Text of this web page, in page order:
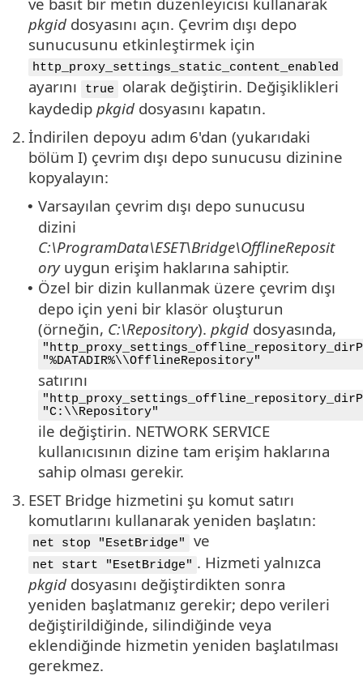
pkgid dosyasını açın. Çevrim dışı depo
sunucusunu etkinleştirmek için
http_proxy_settings_static_content_enabled
ayarını true
olarak değiştirin. Değişiklikleri
kaydedip pkgid dosyasını kapatın.
2. İndirilen depoyu adım 6'dan (yukarıdaki
bölüm I) çevrim dışı depo sunucusu dizinine
kopyalayın:
• Varsayılan çevrim dışı depo sunucusu
dizini
C:\ProgramData\ESET\Bridge\OfflineReposit
oryuygun erişim haklarına sahiptir.
• Özel bir dizin kullanmak üzere çevrim dışı
depo için yeni bir klasör oluşturun
(örneğin, C:\Repository). pkgid dosyasında,
"%DATADIR%\\OfflineRepository"
satırını
"C:\\Repository"
ile değiştirin. NETWORK SERVICE
kullanıcısının dizine tam erişim haklarına
sahip olması gerekir.
3. ESET Bridge hizmetini şu komut satırı
komutlarını kullanarak yeniden başlatın:
net stop "EsetBridge" ve
net start "EsetBridge" . Hizmeti yalnızca
pkgid dosyasını değiştirdikten sonra
yeniden başlatmanız gerekir; depo verileri
değiştirildiğinde, silindiğinde veya
eklendiğinde hizmetin yeniden başlatılması
gerekmez.